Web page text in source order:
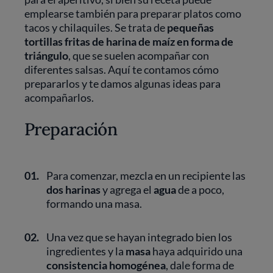
emplearse también para preparar platos como
tacos y chilaquiles. Se trata depequeñas
tortillas fritas de harina de maíz en forma de
triángulo, que se suelen acompañar con
diferentes salsas. Aquí te contamos cómo
prepararlos y te damos algunas ideas para
acompañarlos.
Preparación
01. Para comenzar, mezcla en un recipiente las
dos harinasy agrega el aguade a poco,
formando una masa.
02. Una vez que se hayan integrado bien los
ingredientes y la masahaya adquirido una
consistencia homogénea, dale forma de